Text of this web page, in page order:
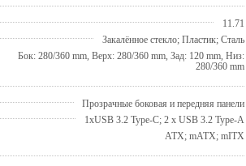
11.71
Закалённое стекло; Пластик; Сталь
Бок: 280/360 mm, Верх: 280/360 mm, Зад: 120 mm, Низ:
280/360 mm
Прозрачные боковая и передняя панели
1xUSB 3.2 Type-C; 2 x USB 3.2 Type-A
ATX; mATX; mITX